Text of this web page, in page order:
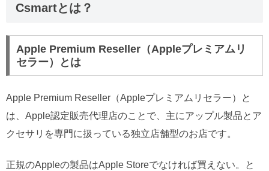
Csmartとは？
Apple Premium Reseller（Appleプレミアムリ
セラー）とは
Apple Premium Reseller（Appleプレミアムリセラー）と
は、Apple認定販売代理店のことで、主にアップル製品とア
クセサリを専門に扱っている独立店舗型のお店です。
正規のAppleの製品はApple Storeでなければ買えない。と